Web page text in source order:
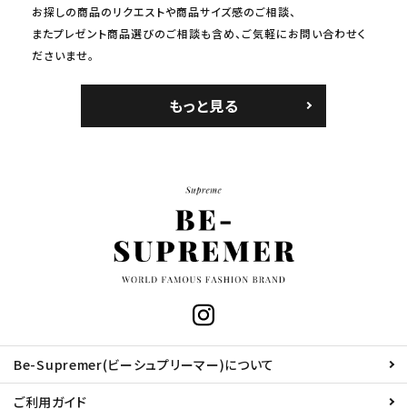
お探しの商品のリクエストや商品サイズ感のご相談、
またプレゼント商品選びのご相談も含め、ご気軽にお問い合わせく
ださいませ。
もっと見る
Be-Supremer(ビーシュプリーマー)について
ご利用ガイド